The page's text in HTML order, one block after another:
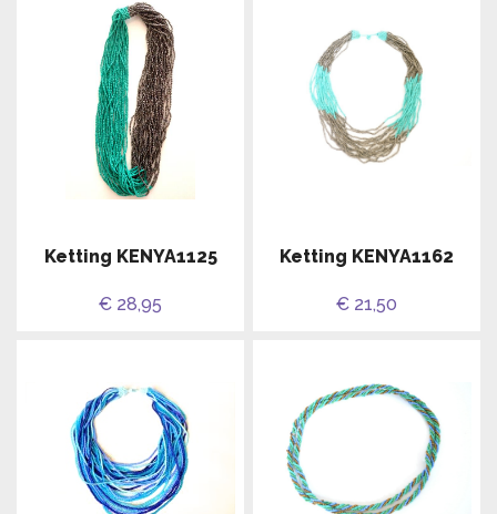
Ketting KENYA1125
€ 28,95
Ketting KENYA1162
€ 21,50